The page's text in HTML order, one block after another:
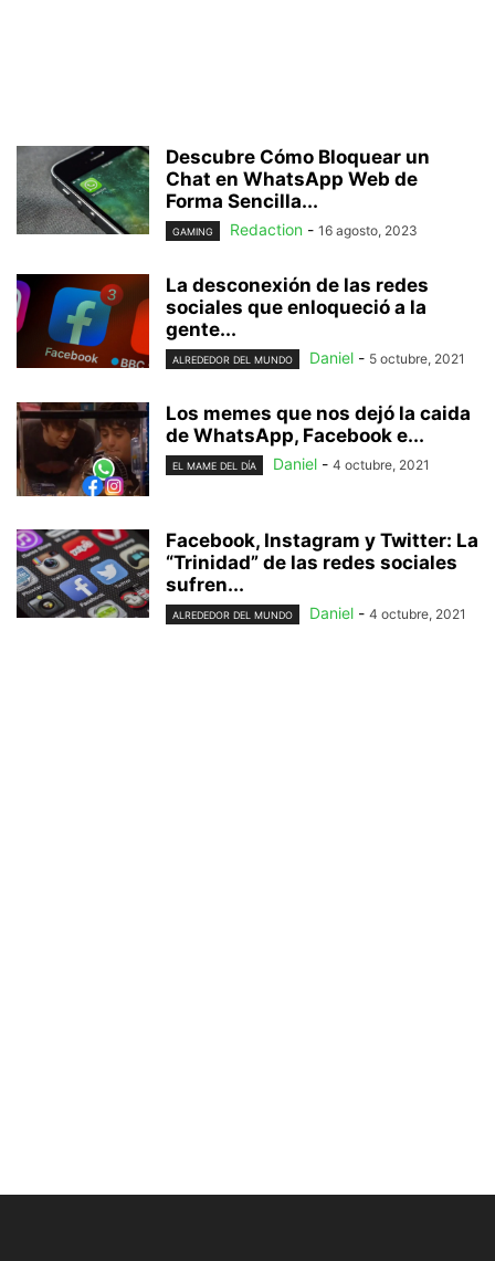
Descubre Cómo Bloquear un
Chat en WhatsApp Web de
Forma Sencilla...
GAMING Redaction - 16 agosto, 2023
La desconexión de las redes
sociales que enloqueció a la
gente...
ALREDEDOR DEL MUNDO Daniel - 5 octubre, 2021
Los memes que nos dejó la caida
de WhatsApp, Facebook e...
EL MAME DEL DÍA Daniel - 4 octubre, 2021
Facebook, Instagram y Twitter: La
“Trinidad” de las redes sociales
sufren...
ALREDEDOR DEL MUNDO Daniel - 4 octubre, 2021